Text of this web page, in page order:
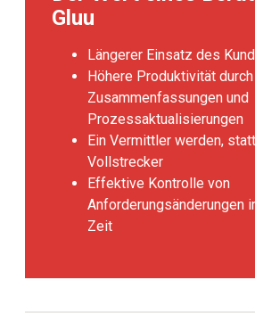
Gluu
Längerer Einsatz des
Höhere Produktivität
Zusammenfassungen und
Prozessaktualisierungen
Ein Vermittler werden,
Vollstrecker
Effektive Kontrolle von
Anforderungsänderungen
Zeit